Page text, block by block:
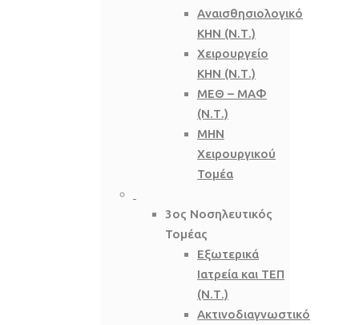
Αναισθησιολογικό
ΚΗΝ (Ν.Τ.)
Χειρουργείο
ΚΗΝ (Ν.Τ.)
ΜΕΘ – ΜΑΦ
(Ν.Τ.)
ΜΗΝ
Χειρουργικού
Τομέα
3ος Νοσηλευτικός
Τομέας
Εξωτερικά
Ιατρεία και ΤΕΠ
(Ν.Τ.)
Ακτινοδιαγνωστικό